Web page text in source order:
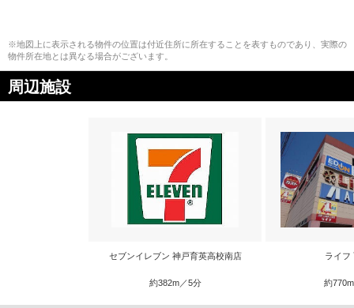
※地図上に表示される物件の位置は付近住所に所在することを表すものであり、実際の
物件所在地とは異なる場合がございます。
周辺施設
セブンイレブン 神戸育英高校南店
約382m／5分
ライフ
約